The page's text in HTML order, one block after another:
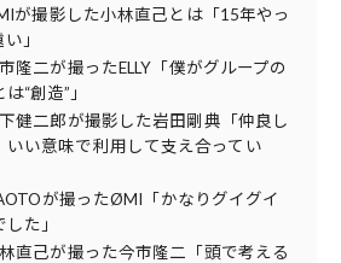
が撮影した小林直己とは「15年やっ
」
隆二が撮ったELLY「僕がグループの
“創造”」
健二郎が撮影した岩田剛典「仲良し
いい意味で利用して支え合ってい
が撮ったØMI「かなりグイグイ
た」
直己が撮った今市隆二「頭で考える